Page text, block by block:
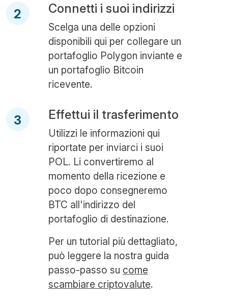
2 Connetti i suoi indirizzi
Scelga una delle opzioni
disponibili qui per collegare un
portafoglio Polygon inviante e
un portafoglio Bitcoin
ricevente.
3 Effettui il trasferimento
Utilizzi le informazioni qui
riportate per inviarci i suoi
POL. Li convertiremo al
momento della ricezione e
poco dopo consegneremo
BTC all'indirizzo del
portafoglio di destinazione.
Per un tutorial più dettagliato,
può leggere la nostra guida
passo-passo su come
scambiare criptovalute.